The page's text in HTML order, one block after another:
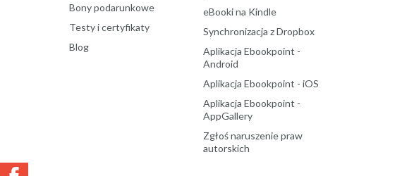
Bony podarunkowe
Testy i certyfikaty
Blog
eBooki na Kindle
Synchronizacja z Dropbox
Aplikacja Ebookpoint -
Android
Aplikacja Ebookpoint - iOS
Aplikacja Ebookpoint -
AppGallery
Zgłoś naruszenie praw
autorskich